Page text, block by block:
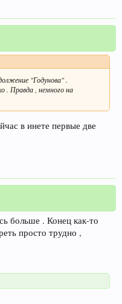
"Годунова" .
. Правда , немного на
в инете первые две
больше . Конец как-то
просто трудно ,